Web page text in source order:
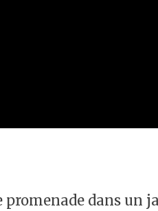
promenade dans un